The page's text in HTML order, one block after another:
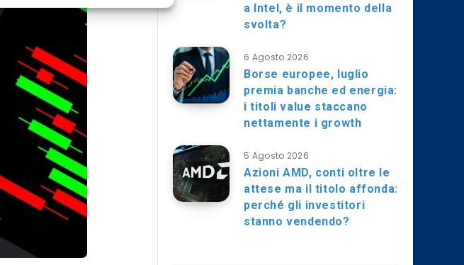
a Intel, è il momento della
svolta?
6 Agosto 2026
Borse europee, luglio
premia banche ed energia:
i titoli value staccano
nettamente i growth
5 Agosto 2026
Azioni AMD, conti oltre le
attese ma il titolo affonda:
perché gli investitori
stanno vendendo?